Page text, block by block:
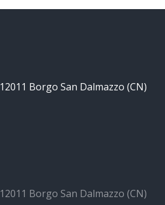
Borgo San Dalmazzo (CN)
Borgo San Dalmazzo (CN)